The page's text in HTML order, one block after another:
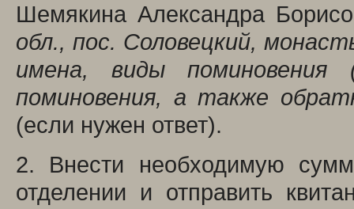
Шемякина Александра
обл., пос. Соловецкий,
имена, виды
поминовения, а также
(если нужен ответ).
2. Внести необходимую
отделении и отправить